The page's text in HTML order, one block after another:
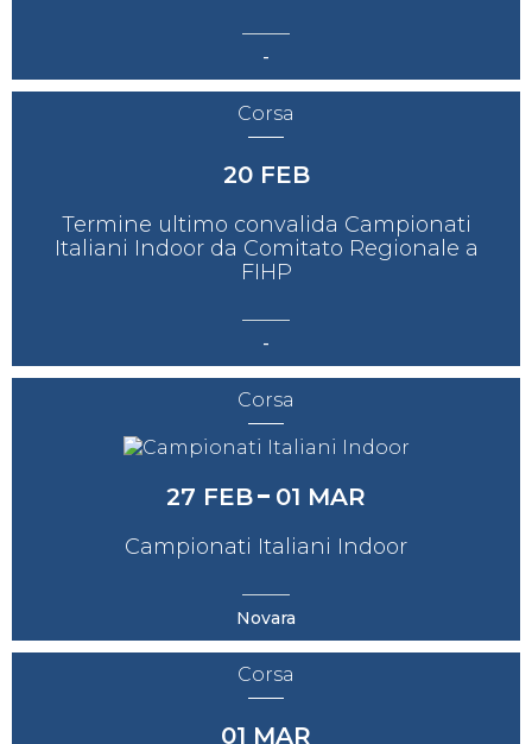
-
Corsa
20 FEB
Termine ultimo convalida Campionati
Italiani Indoor da Comitato Regionale a
FIHP
-
Corsa
27 FEB 01 MAR
Campionati Italiani Indoor
Novara
Corsa
01 MAR